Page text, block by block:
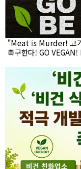
"Meat is Murder! 고
촉구한다! GO VEGAN!